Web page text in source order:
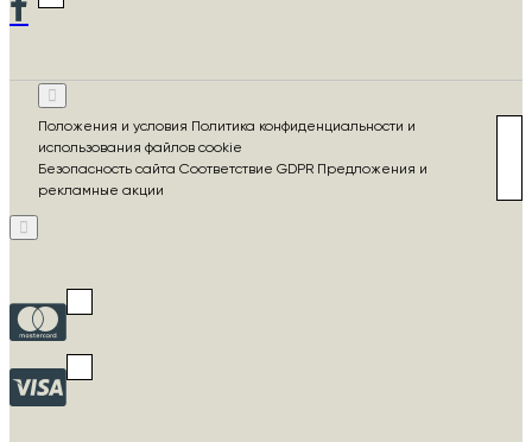
Положения и условия Политика конфиденциальности и
использования файлов cookie
Безопасность сайта Соответствие GDPR Предложения и
рекламные акции